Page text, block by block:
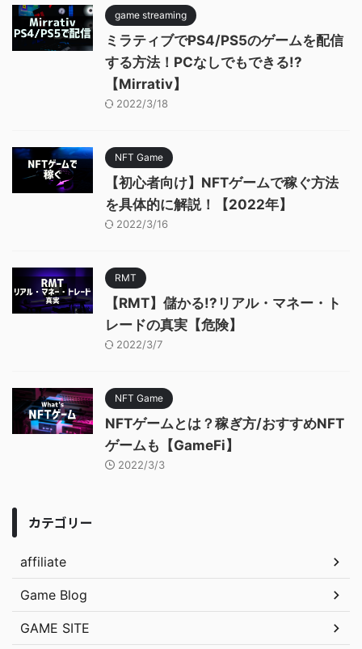
game streaming
ミラティブでPS4/PS5のゲームを配信
する方法！PCなしでもできる!?
【Mirrativ】
2022/3/18
NFT Game
【初心者向け】NFTゲームで稼ぐ方法
を具体的に解説！【2022年】
2022/3/16
RMT
【RMT】儲かる!?リアル・マネー・ト
レードの真実【危険】
2022/3/7
NFT Game
NFTゲームとは？稼ぎ方/おすすめNFT
ゲームも【GameFi】
2022/3/3
カテゴリー
affiliate
Game Blog
GAME SITE